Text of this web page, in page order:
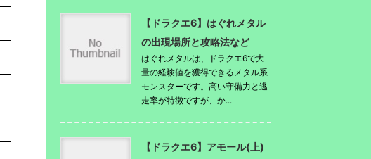
【ドラクエ6】はぐれメタル
の出現場所と攻略法など
はぐれメタルは、ドラクエ6で大
量の経験値を獲得できるメタル系
モンスターです。高い守備力と逃
走率が特徴ですが、か...
【ドラクエ6】アモール(上)